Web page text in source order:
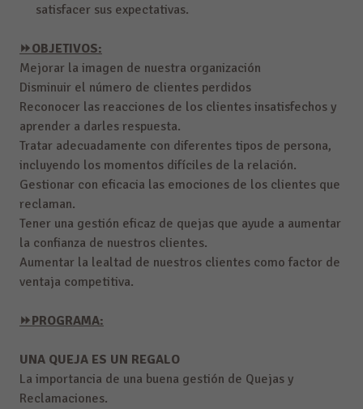
satisfacer sus expectativas.
⏩OBJETIVOS:
Mejorar la imagen de nuestra organización
Disminuir el número de clientes perdidos
Reconocer las reacciones de los clientes insatisfechos y
aprender a darles respuesta.
Tratar adecuadamente con diferentes tipos de persona,
incluyendo los momentos difíciles de la relación.
Gestionar con eficacia las emociones de los clientes que
reclaman.
Tener una gestión eficaz de quejas que ayude a aumentar
la confianza de nuestros clientes.
Aumentar la lealtad de nuestros clientes como factor de
ventaja competitiva.
⏩PROGRAMA:
UNA QUEJA ES UN REGALO
La importancia de una buena gestión de Quejas y
Reclamaciones.